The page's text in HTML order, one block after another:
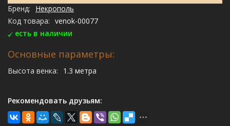
Бренд:
Некрополь
Код товара: venok-00077
есть в наличии
Основные параметры:
Высота венка: 1.3 метра
Рекомендовать друзьям: